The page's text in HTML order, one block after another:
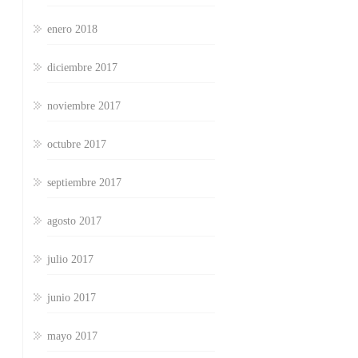
enero 2018
diciembre 2017
noviembre 2017
octubre 2017
septiembre 2017
agosto 2017
julio 2017
junio 2017
mayo 2017